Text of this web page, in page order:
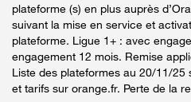
plateforme (s) en plus auprès
suivant la mise en service et
plateforme. Ligue 1+ : avec
engagement 12 mois. Remise
Liste des plateformes au 20/11/25
et tarifs sur orange.fr. Perte de la